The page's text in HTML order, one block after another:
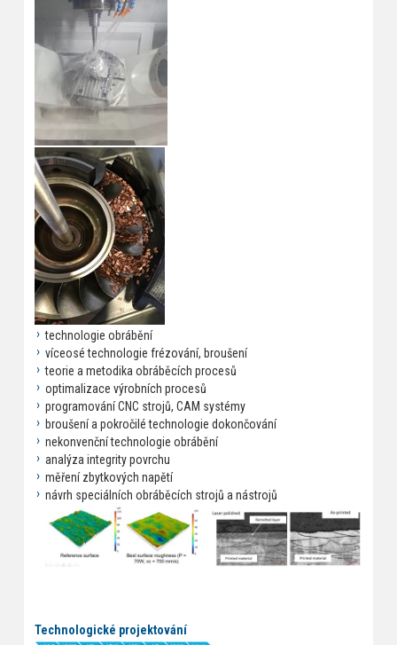
technologie obrábění
víceosé technologie frézování, broušení
teorie a metodika obráběcích procesů
optimalizace výrobních procesů
programování CNC strojů, CAM systémy
broušení a pokročilé technologie dokončování
nekonvenční technologie obrábění
analýza integrity povrchu
měření zbytkových napětí
návrh speciálních obráběcích strojů a nástrojů
Technologické projektování